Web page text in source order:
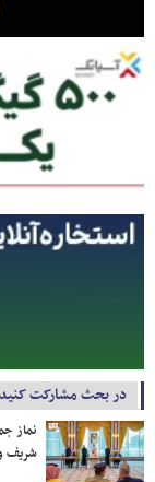
در بحث مشارکت کنید
نماز
شریف